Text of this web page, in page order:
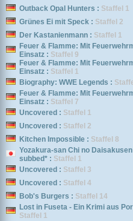
Outback Opal Hunters : Staffel 1
Grünes Ei mit Speck : Staffel 2
Der Kastanienmann : Staffel 1
Feuer & Flamme: Mit
Einsatz : Staffel 9
Feuer & Flamme: Mit
Einsatz : Staffel 1
Biography: WWE Legends :
Feuer & Flamme: Mit
Einsatz : Staffel 7
Uncovered : Staffel 1
Uncovered : Staffel 2
Kitchen Impossible : Staffel 8
Yozakura-san Chi no
subbed* : Staffel 1
Uncovered : Staffel 3
Uncovered : Staffel 4
Bob's Burgers : Staffel 14
Lost in Fuseta - Ein Krimi aus
Staffel 1